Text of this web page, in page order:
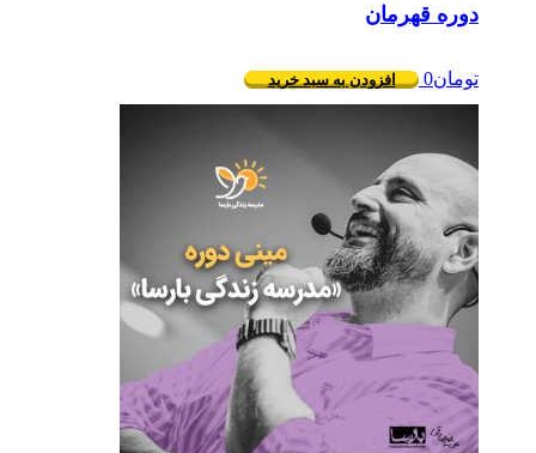
دوره قهرمان
تومان0 افزودن به سبد خرید